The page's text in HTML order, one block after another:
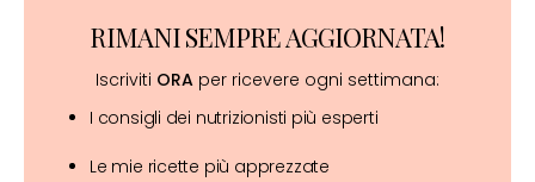
RIMANI SEMPRE AGGIORNATA!
Iscriviti ORA per ricevere ogni settimana:
I consigli dei nutrizionisti più esperti
Le mie ricette più apprezzate